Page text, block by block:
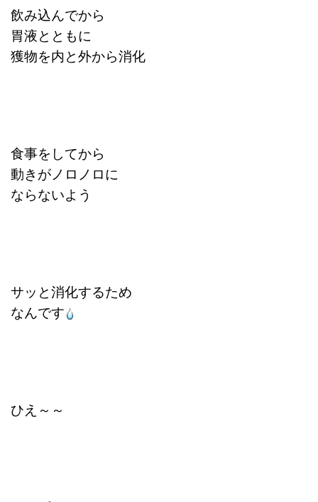
飲み込んでから
胃液とともに
獲物を内と外から消化
食事をしてから
動きがノロノロに
ならないよう
サッと消化するため
なんです
ひえ～～